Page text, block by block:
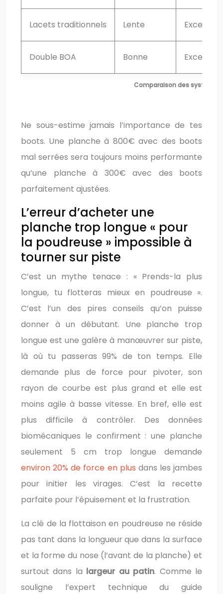
Comparaison des
Lacets traditionnels Lente
Double BOA Bonne
Ne sous-estime jamais l’importance de tes
boots. Une planche à 800€ avec des boots
mal serrées sera toujours moins performante
qu’une planche à 300€ avec des boots
parfaitement ajustées.
L’erreur d’acheter une
planche trop longue « pour
la poudreuse » impossible à
tourner sur piste
C’est un mythe tenace : « Prends-la plus
longue, tu flotteras mieux en poudreuse ».
C’est l’un des pires conseils qu’on puisse
donner à un débutant. Une planche trop
longue est une galère à manœuvrer sur piste,
là où tu passeras 99% de ton temps. Elle
demande plus de force pour pivoter, son
rayon de courbe est plus grand et elle est
moins agile à basse vitesse. En bref, elle est
plus difficile à contrôler. Des données
biomécaniques le confirment : une planche
seulement 5 cm trop longue demande
environ 20% de force en plus dans les jambes
pour initier les virages. C’est la recette
parfaite pour l’épuisement et la frustration.
La clé de la flottaison en poudreuse ne réside
pas tant dans la longueur que dans la surface
et la forme du nose (l’avant de la planche) et
surtout dans la largeur au patin. Comme le
souligne l’expert technique du guide